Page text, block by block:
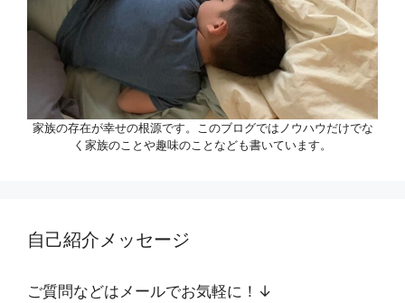
家族の存在が幸せの根源です。このブログではノウハウだけでな
く家族のことや趣味のことなども書いています。
自己紹介メッセージ
ご質問などはメールでお気軽に！↓